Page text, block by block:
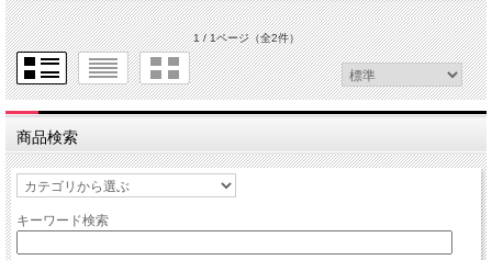
1 / 1ページ（全2件）
商品検索
キーワード検索